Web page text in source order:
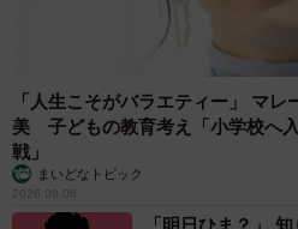
「人生こそがバラエティー」 マ
美 子どもの教育考え「小学校へ
戦」
まいどなトピック
2026.08.06